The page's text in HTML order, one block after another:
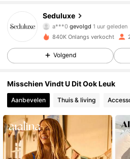
Seduluxe
a***0gevolgd
z***tis aan het browsen
4.86
77K Volgers
4.86 77K Volgers
4.86 77K Volgers
840K Onlangs verkocht
Volgend
Misschien Vindt U Dit Ook Leuk
Aanbevelen Thuis & living